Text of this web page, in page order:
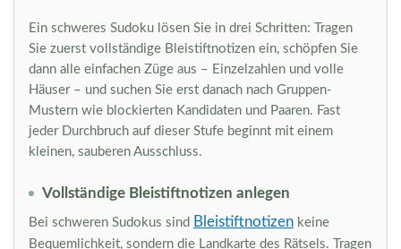
Ein schweres Sudoku lösen Sie in drei Schritten: Tragen
Sie zuerst vollständige Bleistiftnotizen ein, schöpfen Sie
dann alle einfachen Züge aus – Einzelzahlen und volle
Häuser – und suchen Sie erst danach nach Gruppen-
Mustern wie blockierten Kandidaten und Paaren. Fast
jeder Durchbruch auf dieser Stufe beginnt mit einem
kleinen, sauberen Ausschluss.
Vollständige Bleistiftnotizen anlegen
Bei schweren Sudokus sind Bleistiftnotizen keine
Bequemlichkeit, sondern die Landkarte des Rätsels. Tragen